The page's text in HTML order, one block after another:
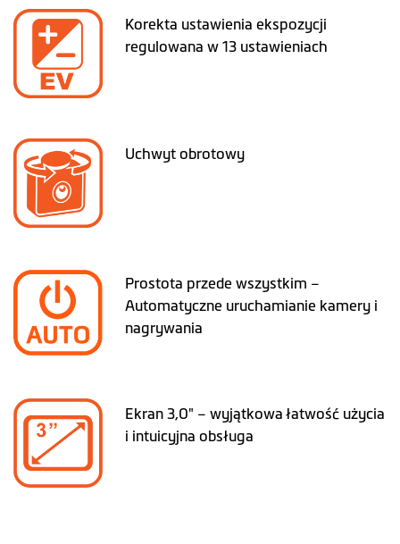
Korekta ustawienia ekspozycji
regulowana w 13 ustawieniach
Uchwyt obrotowy
Prostota przede wszystkim –
Automatyczne uruchamianie kamery i
nagrywania
Ekran 3,0" – wyjątkowa łatwość użycia
i intuicyjna obsługa